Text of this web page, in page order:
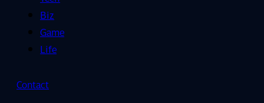
Biz
Game
Life
Contact